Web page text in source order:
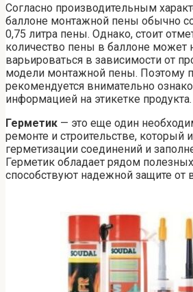
Согласно производительным
баллоне монтажной пены обычно
0,75 литра пены. Однако, стоит
количество пены в баллоне может
варьироваться в зависимости от
модели монтажной пены. Поэтому
рекомендуется внимательно
информацией на этикетке продукта.
Герметик — это еще один
ремонте и строительстве, который
герметизации соединений и
Герметик обладает рядом
способствуют надежной защите от